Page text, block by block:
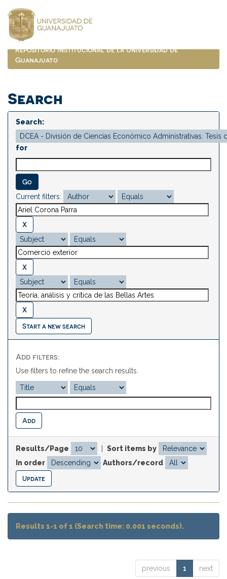
navigation
Repositorio Institucional de la Universidad de
Guanajuato
Search
Search:
for
Current filters:
Start a new search
Add filters:
Use filters to refine the search results.
Results/Page
Sort items by
In order
Authors/record
Results 1-1 of 1 (Search time: 0.001 seconds).
previous 1 next